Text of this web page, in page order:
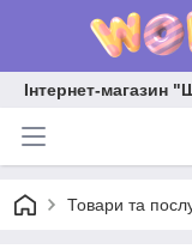
Інтернет-магазин
Товари та